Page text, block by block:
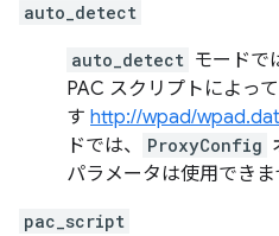
auto_detect
auto_detect モードで
PAC スクリプトによっ
す http://wpad/wpad.dat
ドでは、
ProxyConfig
パラメータは使用できま
pac_script